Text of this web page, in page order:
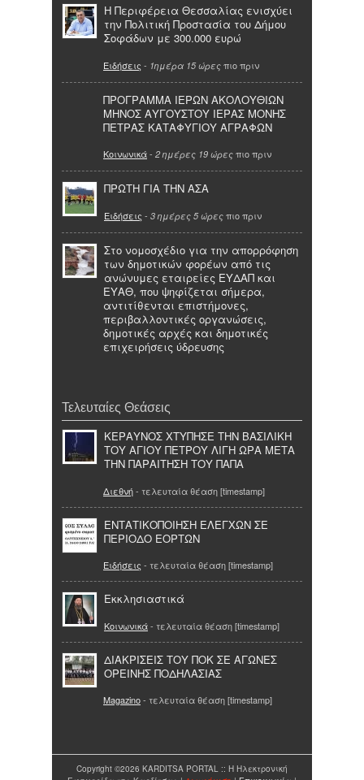
Η Περιφέρεια Θεσσαλίας ενισχύει
την Πολιτική Προστασία του Δήμου
Σοφάδων με 300.000 ευρώ
Ειδήσεις - 1ημέρα 15 ώρες πιο πριν
ΠΡΟΓΡΑΜΜΑ ΙΕΡΩΝ ΑΚΟΛΟΥΘΙΩΝ
ΜΗΝΟΣ ΑΥΓΟΥΣΤΟΥ ΙΕΡΑΣ ΜΟΝΗΣ
ΠΕΤΡΑΣ ΚΑΤΑΦΥΓΙΟΥ ΑΓΡΑΦΩΝ
Κοινωνικά- 2 ημέρες 19 ώρες πιο πριν
ΠΡΩΤΗ ΓΙΑ ΤΗΝ ΑΣΑ
Ειδήσεις - 3 ημέρες 5 ώρες πιο πριν
Στο νομοσχέδιο για την απορρόφηση
των δημοτικών φορέων από τις
ανώνυμες εταιρείες ΕΥΔΑΠ και
ΕΥΑΘ, που ψηφίζεται σήμερα,
αντιτίθενται επιστήμονες,
περιβαλλοντικές οργανώσεις,
δημοτικές αρχές και δημοτικές
επιχειρήσεις ύδρευσης
Τελευταίες Θεάσεις
KΕΡΑΥΝΟΣ ΧΤΥΠΗΣΕ ΤΗΝ ΒΑΣΙΛΙΚΗ
ΤΟΥ ΑΓΙΟΥ ΠΕΤΡΟΥ ΛΙΓΗ ΩΡΑ ΜΕΤΑ
ΤΗΝ ΠΑΡΑΙΤΗΣΗ ΤΟΥ ΠΑΠΑ
Διεθνή- τελευταία θέαση [timestamp]
ΕΝΤΑΤΙΚΟΠΟΙΗΣΗ ΕΛΕΓΧΩΝ ΣΕ
ΠΕΡΙΟΔΟ ΕΟΡΤΩΝ
Ειδήσεις - τελευταία θέαση [timestamp]
Εκκλησιαστικά
Κοινωνικά- τελευταία θέαση [timestamp]
ΔΙΑΚΡΙΣΕΙΣ ΤΟΥ ΠΟΚ ΣΕ ΑΓΩΝΕΣ
ΟΡΕΙΝΗΣ ΠΟΔΗΛΑΣΙΑΣ
Magazino- τελευταία θέαση [timestamp]
Copyright ©2026 KARDITSA PORTAL :: Η Ηλεκτρονική